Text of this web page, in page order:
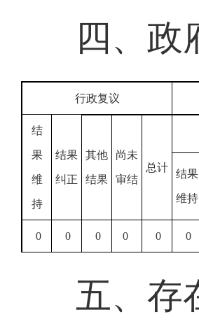
四、政
行政复议
结
果
维
持
结果
纠正
其他
结果
尚未
审结
总计
结果
维持
0 0 0 0 0 0
五、存